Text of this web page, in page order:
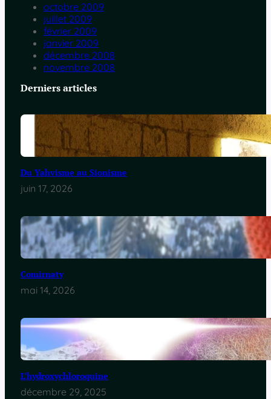
octobre 2009
juillet 2009
février 2009
janvier 2009
décembre 2008
novembre 2008
Derniers articles
Du Yahvisme au Sionisme
juin 17, 2026
Comirnaty
mai 14, 2026
L’hydroxychloroquine
décembre 29, 2025